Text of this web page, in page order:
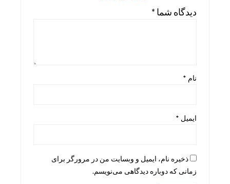
دیدگاه شما *
نام *
ایمیل *
ذخیره نام، ایمیل و وبسایت من در مرورگر برای
زمانی که دوباره دیدگاهی می‌نویسم.